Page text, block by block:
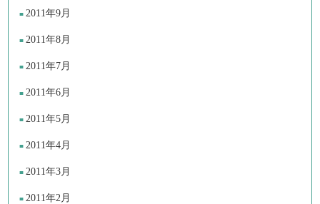
2011年9月
2011年8月
2011年7月
2011年6月
2011年5月
2011年4月
2011年3月
2011年2月